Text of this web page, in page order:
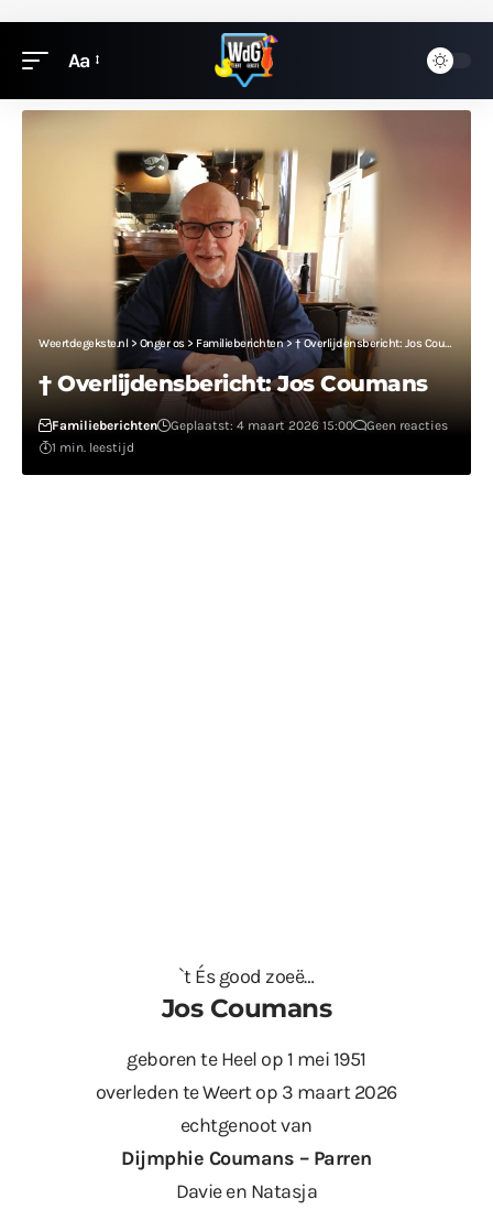
Aa
Weertdegekste.nl> Onger os> Familieberichten>† Overlijdensbericht: Jos Coumans
† Overlijdensbericht: Jos Coumans
Familieberichten Geplaatst: 4 maart 2026 15:00
Geen reacties
1 min. leestijd
`t És good zoeë…
Jos Coumans
geboren te Heel op 1 mei 1951
overleden te Weert op 3 maart 2026
echtgenoot van
Dijmphie Coumans – Parren
Davie en Natasja